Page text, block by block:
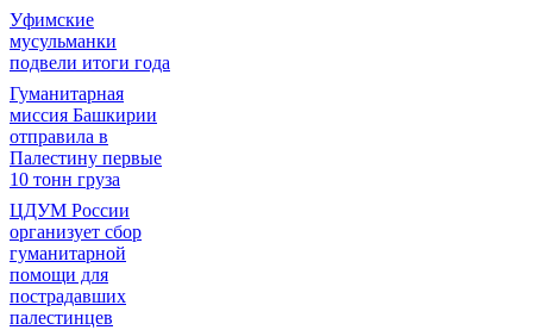
Уфимские
мусульманки
подвели итоги года
Гуманитарная
миссия Башкирии
отправила в
Палестину первые
10 тонн груза
ЦДУМ России
организует сбор
гуманитарной
помощи для
пострадавших
палестинцев